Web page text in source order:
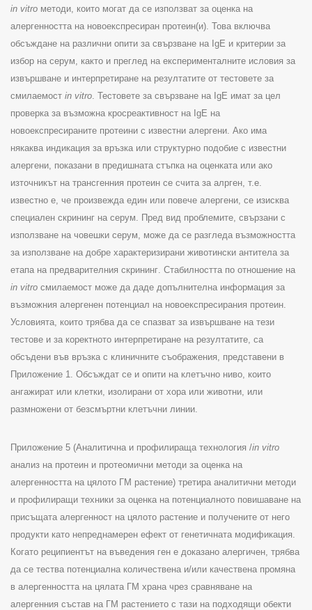
in vitro методи, които могат да се използват за оценка на
алергенността на новоекспресиран протеин(и). Това включва
обсъждане на различни опити за свързване на IgE и критерии за
избор на серум, както и преглед на експерименталните исловия за
извършване и интерпретиране на резултатите от тестовете за
смилаемост in vitro Тестовете за свързване на IgE имат за цел
проверка за възможна кросреактивност на IgE на
новоекспресираните протеини с известни алергени Ако има
някаква индикация за връзка или структурно подобие с известни
алергени, показани в предишната стъпка на оценката или ако
източникът на трансгенния протеин се счита за алрген, т.е.
известно е, че произвежда един или повече алергени, се изисква
специален скрининг на серум
Пред вид проблемите, свързани с
използване на човешки серум, може да се разгледа възможността
за използване на добре характеризирани животински антитела за
етапа на предварителния скрининг Стабилността по отношение на
in vitro смилаемост може да даде допълнителна информация за
възможния алергенен потенциал на новоекспресирания протеин.
Условията, които трябва да се спазват за извършване на тези
тестове и за коректното интерпретиране на резултатите, са
обсъдени във връзка с клиничните съображения, представени в
Приложение 1. Обсъждат се и опити на клетъчно ниво, които
ангажират или клетки, изолирани от хора или животни, или
размножени от безсмъртни клетъчни линии
Приложение 5 (Аналитична и профилираща технология /in vitro
анализ на протеин и протеомични методи за оценка на
алергенността на цялото ГМ растение) третира аналитични методи
и профилиращи техники за оценка на потенциалното повишаване на
присъщата алергенност на цялото растение и получените от него
продукти като непреднамерен ефект от генетичната модификация.
Когато реципиентът на въведения ген е доказано алергичен, трябва
да се тества потенциална количествена и/или качествена промяна
в алергенността на цялата ГМ храна чрез сравняване на
алергенния състав на ГМ растението с тази на подходящи обекти